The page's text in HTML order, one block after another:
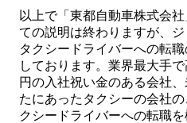
以上で「東都自動車株式会
ての説明は終わりますが、
タクシードライバーへの転
しております。業界最大手
円の入社祝い金のある会社
たにあったタクシーの会社
クシードライバーへの転職